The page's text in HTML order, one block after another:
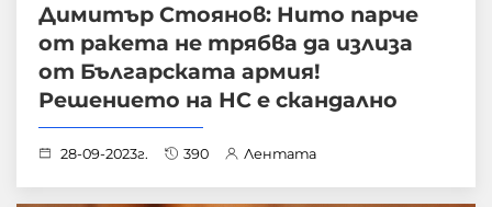
Димитър Стоянов: Нито парче
от ракета не трябва да излиза
от Българската армия!
Решението на НС е скандално
28-09-2023г. 390 Лентата